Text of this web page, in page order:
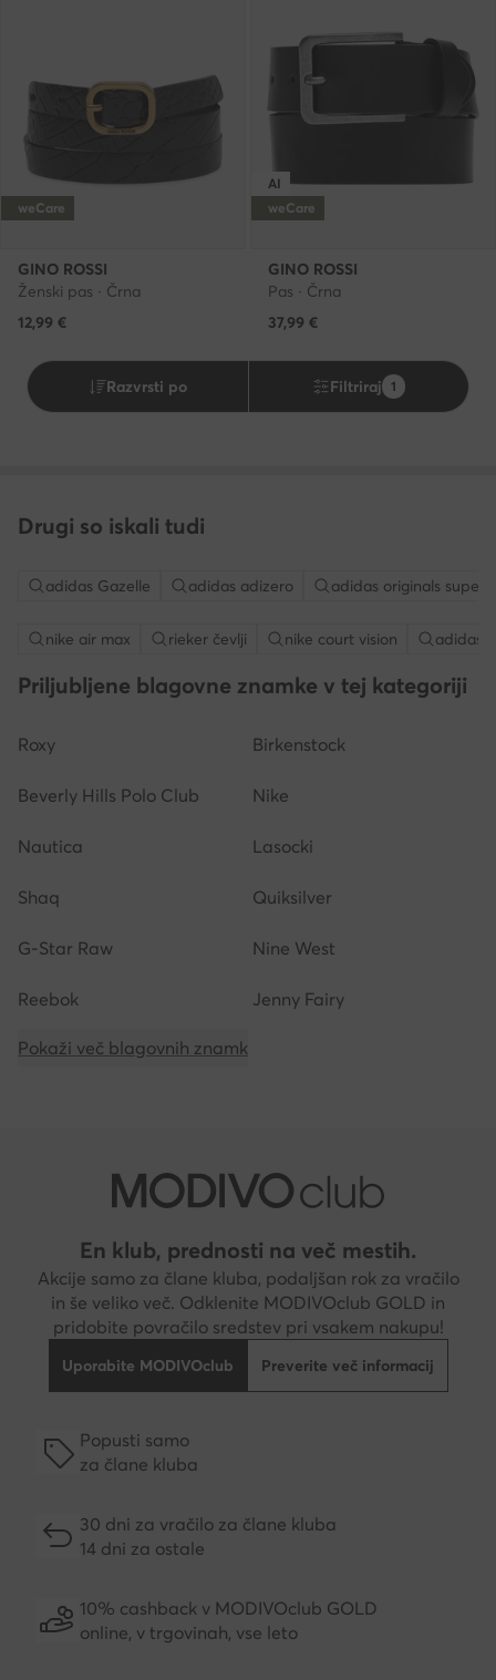
weCare
GINO ROSSI
Ženski pas · Črna
12,99 €
AI
weCare
GINO ROSSI
Pas · Črna
37,99 €
Razvrsti po Filtriraj 1
Drugi so iskali tudi
adidas Gazelle adidas adizero adidas originals
nike air max rieker čevlji nike court vision adidas
Priljubljene blagovne znamke v tej kategoriji
Roxy Birkenstock
Beverly Hills Polo Club Nike
Nautica Lasocki
Shaq Quiksilver
G-Star Raw Nine West
Reebok Jenny Fairy
Pokaži več blagovnih znamk
En klub, prednosti na več mestih.
Akcije samo za člane kluba, podaljšan rok za vračilo
in še veliko več. Odklenite MODIVOclub GOLD in
pridobite povračilo sredstev pri vsakem nakupu!
Uporabite MODIVOclub Preverite več informacij
Popusti samo
za člane kluba
30 dni za vračilo za člane kluba
14 dni za ostale
10% cashback v MODIVOclub GOLD
online, v trgovinah, vse leto